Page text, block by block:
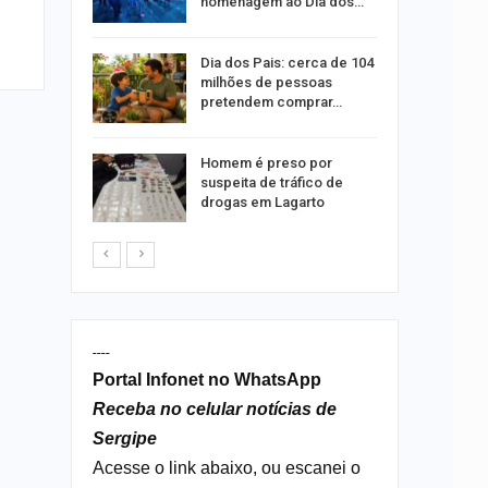
Dia dos Pais: cerca de 104
milhões de pessoas
pretendem comprar…
Homem é preso por
suspeita de tráfico de
drogas em Lagarto
----
Portal Infonet no WhatsApp
Receba no celular notícias de
Sergipe
Acesse o link abaixo, ou escanei o